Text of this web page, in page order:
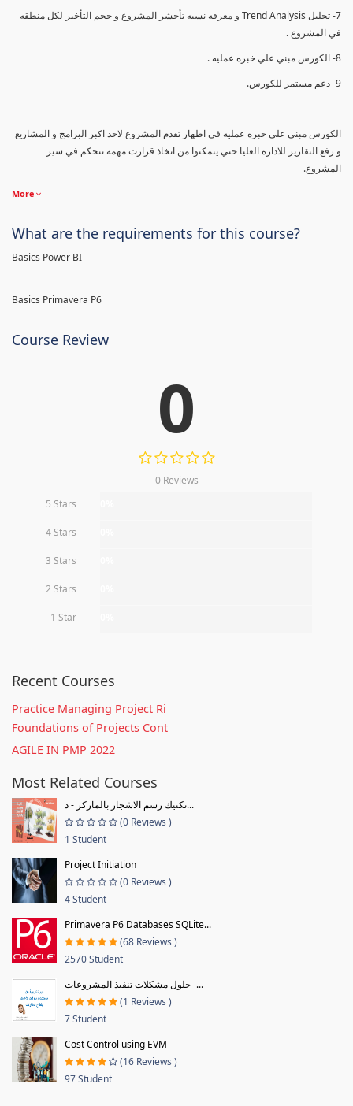
7- تحليل Trend Analysis و معرفه نسبه تأخشر المشروع و حجم التأخير لكل منطقه
في المشروع .
8- الكورس مبني علي خبره عمليه .
9- دعم مستمر للكورس.
--------------
الكورس مبني علي خبره عمليه في اظهار تقدم المشروع لاحد اكبر البرامج و المشاريع
و رفع التقارير للاداره العليا حتي يتمكنوا من اتخاذ قرارت مهمه تتحكم في سير
المشروع.
More
What are the requirements for this course?
Basics Power BI
Basics Primavera P6
Course Review
0
0 Reviews
5 Stars
4 Stars
3 Stars
2 Stars
1 Star
Recent Courses
Practice Managing Project Ri
Foundations of Projects Cont
AGILE IN PMP 2022
Most Related Courses
تكنيك رسم الاشجار بالماركر - د...
(0 Reviews )
1 Student
Project Initiation
(0 Reviews )
4 Student
Primavera P6 Databases SQLite...
(68 Reviews )
2570 Student
حلول مشكلات تنفيذ المشروعات -...
(1 Reviews )
7 Student
Cost Control using EVM
(16 Reviews )
97 Student